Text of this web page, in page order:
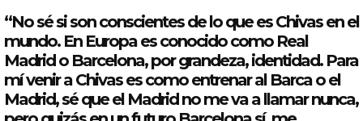
“No sé si son conscientes de lo que esChivasen el
mundo. En Europa es conocidocomo Real
Madrido Barcelona, por grandeza, identidad. Para
mí venir aChivasescomoentrenar al Barca o el
Madrid, sé que el Madridno me va a llamar nunca,